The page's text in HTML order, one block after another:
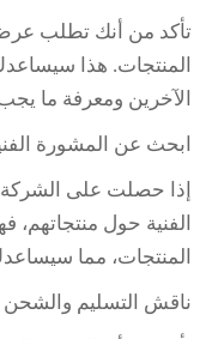
تأكد من أنك تطلب
المنتجات. هذا
الآخرين ومعرفة ما
ابحث عن المشورة
إذا حصلت على
الفنية حول منتجاتهم،
المنتجات، مما
ناقش التسليم والشحن